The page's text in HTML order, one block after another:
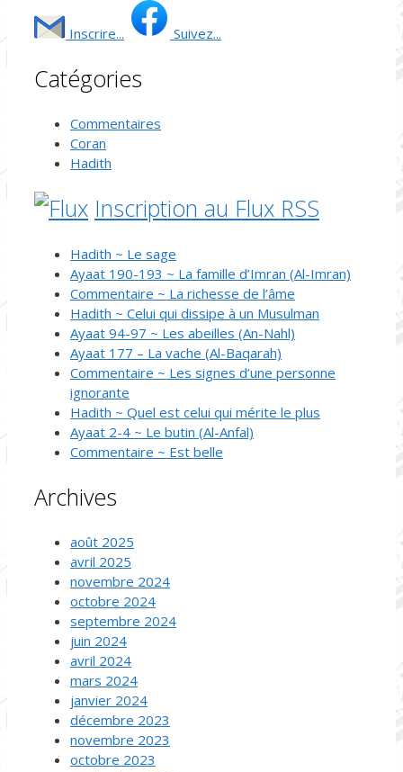
Inscrire... Suivez...
Catégories
Commentaires
Coran
Hadith
Inscription au Flux RSS
Hadith ~ Le sage
Ayaat 190-193 ~ La famille d’Imran (Al-Imran)
Commentaire ~ La richesse de l’âme
Hadith ~ Celui qui dissipe à un Musulman
Ayaat 94-97 ~ Les abeilles (An-Nahl)
Ayaat 177 – La vache (Al-Baqarah)
Commentaire ~ Les signes d’une personne
ignorante
Hadith ~ Quel est celui qui mérite le plus
Ayaat 2-4 ~ Le butin (Al-Anfal)
Commentaire ~ Est belle
Archives
août 2025
avril 2025
novembre 2024
octobre 2024
septembre 2024
juin 2024
avril 2024
mars 2024
janvier 2024
décembre 2023
novembre 2023
octobre 2023